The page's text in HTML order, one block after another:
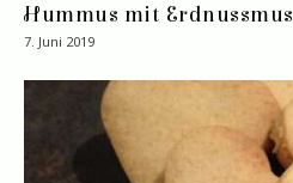
Hummus mit Erdnussmus
7. Juni 2019